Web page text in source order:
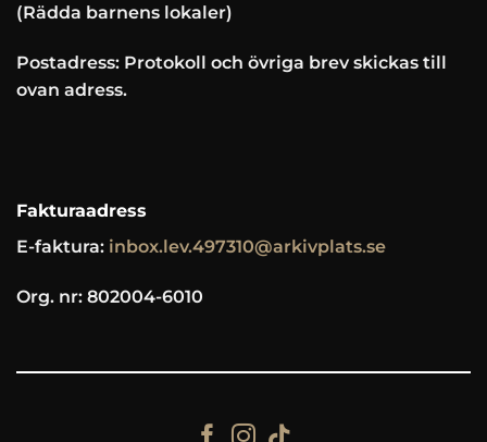
(Rädda barnens lokaler)
Postadress: Protokoll och övriga brev skickas till
ovan adress.
Fakturaadress
E-faktura: inbox.lev.497310@arkivplats.se
Org. nr: 802004-6010